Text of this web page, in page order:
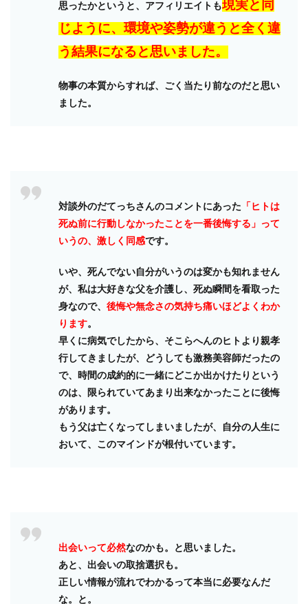
思ったかというと、アフィリエイトも現実と同
じように、環境や姿勢が違うと全く違
う結果になると思いました。
物事の本質からすれば、ごく当たり前なのだと思い
ました。
対談外のだてっちさんのコメントにあった 「ヒトは
死ぬ前に行動しなかったことを一番後悔する」って
いうの、激しく同感です。
いや、死んでない自分がいうのは変かも知れません
が、私は大好きな父を介護し、死ぬ瞬間を看取った
身なので、 後悔や無念さの気持ち痛いほどよくわか
ります。
早くに病気でしたから、そこらへんのヒトより親孝
行してきましたが、どうしても激務美容師だったの
で、時間の成約的に一緒にどこか出かけたりという
のは、限られていてあまり出来なかったことに後悔
があります。
もう父は亡くなってしまいましたが、自分の人生に
おいて、このマインドが根付いています。
出会いって必然なのかも。と思いました。
あと、出会いの取捨選択も。
正しい情報が流れでわかるって本当に必要なんだ
な。と。